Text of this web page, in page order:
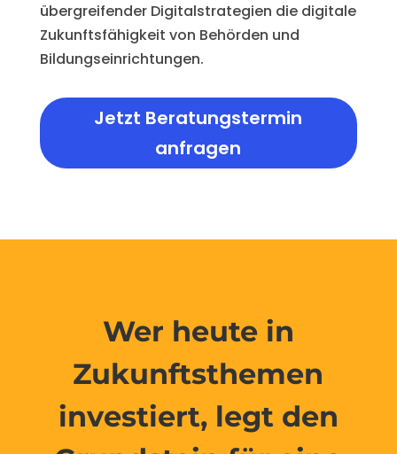
übergreifender Digitalstrategien die digitale
Zukunftsfähigkeit von Behörden und
Bildungseinrichtungen.
Jetzt Beratungstermin
anfragen
Wer heute in
Zukunftsthemen
investiert, legt den